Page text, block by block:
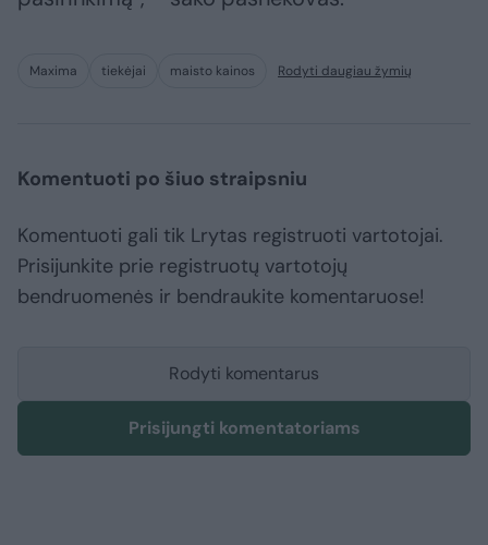
Maxima tiekėjai maisto kainos Rodyti daugiau žymių
Komentuoti po šiuo straipsniu
Komentuoti gali tik Lrytas registruoti vartotojai.
Prisijunkite prie registruotų vartotojų
bendruomenės ir bendraukite komentaruose!
Rodyti komentarus
Prisijungti komentatoriams